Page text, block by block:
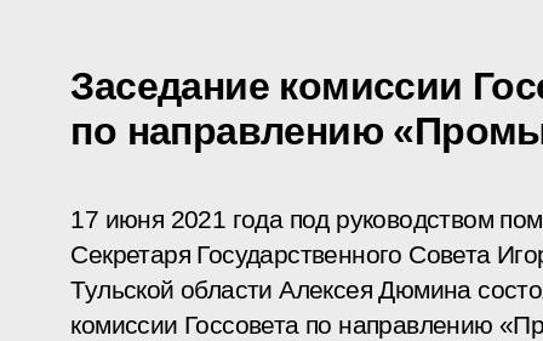
Заседание комиссии
по направлению
17 июня 2021 года под руководством
Секретаря Государственного Совета
Тульской области Алексея Дюмина
комиссии Госсовета по направлению